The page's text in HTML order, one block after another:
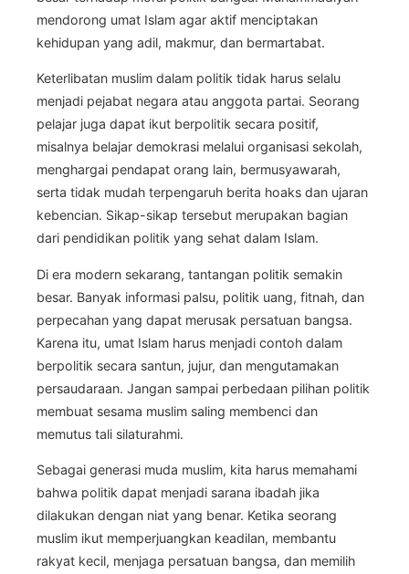
mendorong umat Islam agar aktif menciptakan
kehidupan yang adil, makmur, dan bermartabat.
Keterlibatan muslim dalam politik tidak harus selalu
menjadi pejabat negara atau anggota partai. Seorang
pelajar juga dapat ikut berpolitik secara positif,
misalnya belajar demokrasi melalui organisasi sekolah,
menghargai pendapat orang lain, bermusyawarah,
serta tidak mudah terpengaruh berita hoaks dan ujaran
kebencian. Sikap-sikap tersebut merupakan bagian
dari pendidikan politik yang sehat dalam Islam.
Di era modern sekarang, tantangan politik semakin
besar. Banyak informasi palsu, politik uang, fitnah, dan
perpecahan yang dapat merusak persatuan bangsa.
Karena itu, umat Islam harus menjadi contoh dalam
berpolitik secara santun, jujur, dan mengutamakan
persaudaraan. Jangan sampai perbedaan pilihan politik
membuat sesama muslim saling membenci dan
memutus tali silaturahmi.
Sebagai generasi muda muslim, kita harus memahami
bahwa politik dapat menjadi sarana ibadah jika
dilakukan dengan niat yang benar. Ketika seorang
muslim ikut memperjuangkan keadilan, membantu
rakyat kecil, menjaga persatuan bangsa, dan memilih